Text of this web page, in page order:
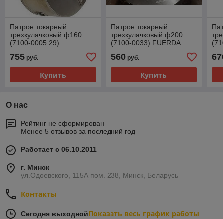
Патрон токарный
трехкулачковый ф160
(7100-0005.29)
755 руб.
Купить
Патрон токарный
трехкулачковый ф200
(7100-0033) FUERDA
560руб.
Купить
О нас
Рейтинг не сформирован
Менее 5 отзывов за последний год
Работает с 06.10.2011
г. Минск
ул.Одоевского, 115А пом. 238, Минск, Беларусь
Контакты
Сегодня выходнойПоказать весь график работы